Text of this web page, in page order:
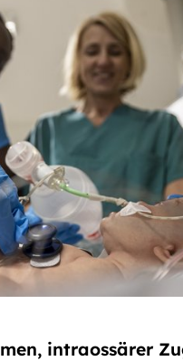
intraossärer